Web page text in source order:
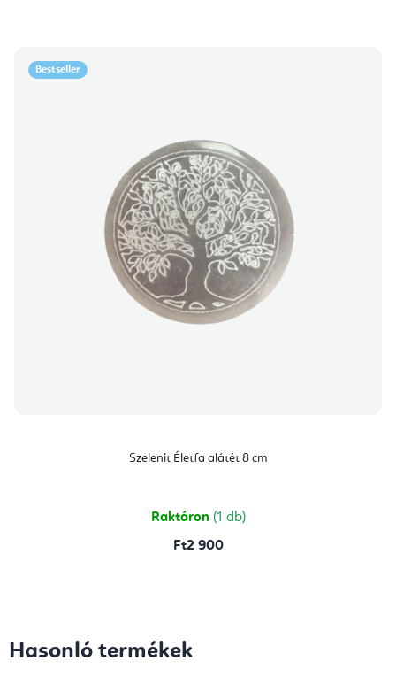
Bestseller
Szelenit Életfa alátét 8 cm
Raktáron (1 db)
Ft2 900
Hasonló termékek